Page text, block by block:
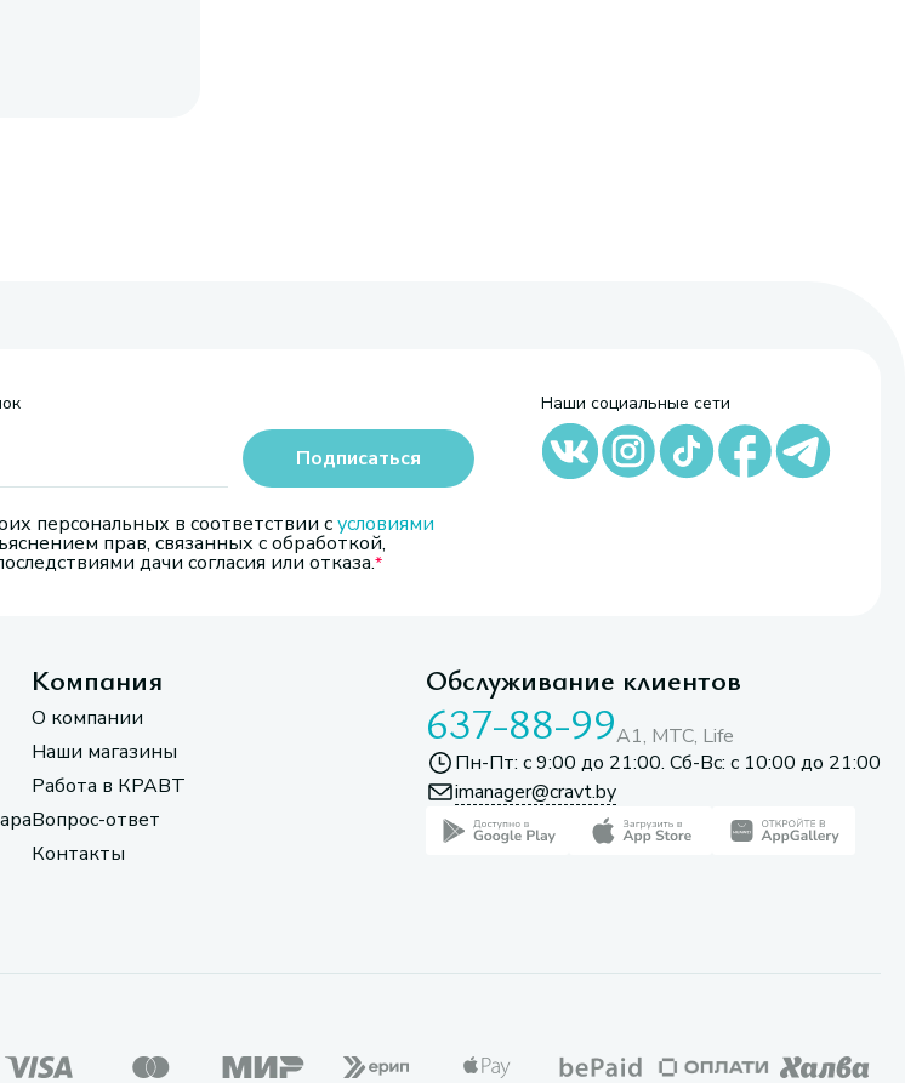
персональных в соответствии сусловиями
прав, связанных с обработкой,
дачи согласия или отказа.
Подписаться
Наши социальные сети
Компания
О компании
Наши магазины
Работа в КРАВТ
Вопрос-ответ
Контакты
Обслуживание клиентов
637-88-99A1, МТС, Life
Пн-Пт: с 9:00 до 21:00. Сб-Вс: с 10:00 до 21:00
imanager@cravt.by